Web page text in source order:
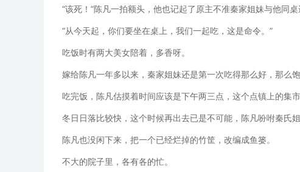
“该死！”陈凡一拍额头，他也记起了原主不准秦家姐妹与他同桌
“从今天起，你们要坐在桌上，我们一起吃，这是命令。”
吃饭时有两大美女陪着，多香呀。
嫁给陈凡一年多以来，秦家姐妹还是第一次吃得那么好，那么饱
吃完饭，陈凡估摸着时间应该是下午两三点，这个点镇上的集
冬日日落比较快，这个时候再出去已是不可能，陈凡吩咐秦氏
陈凡也没闲下来，把一个已经烂掉的竹筐，改编成鱼篓。
不大的院子里，各有各的忙。